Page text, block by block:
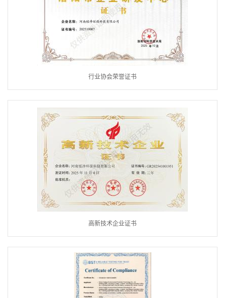
行业协会荣誉证书
高新技术企业证书